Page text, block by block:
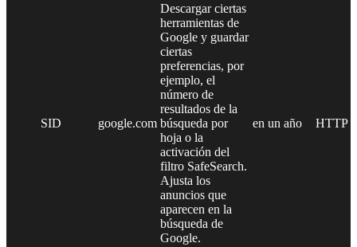
SID google.com
Descargar ciertas
herramientas de
Google y guardar
ciertas
preferencias, por
ejemplo, el
número de
resultados de la
búsqueda por
hoja o la
activación del
filtro SafeSearch.
Ajusta los
anuncios que
aparecen en la
búsqueda de
Google.
en un año HTTP